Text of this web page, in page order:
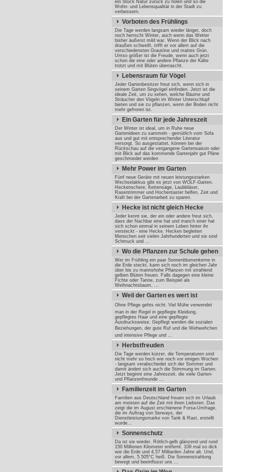
ein Stück Natur zurück zu holen und so die
Wohn- und Lebensqualität in der Stadt zu
verbessern.
Vorboten des Frühlings
Die Tage werden langsam wieder länger, doch
noch herrscht Winter, auch wenn das Wetter
bisher äußerst mild war. Wenn der Blick nach
draußen schweift, trifft er vor allem auf die
verschiedensten Grautöne und mattes Grün.
Umso größer ist die Freude, wenn auch jetzt
schon die eine oder andere Pflanze der Kälte
trotzt und mit Blüten überrascht.
Lebensraum für Vögel
Jeder Gartenbesitzer freut sich, wenn sich in
seinem Garten Singvögel einfinden. Jetzt ist die
ideale Zeit, um zu sehen, welche Bäume und
Sträucher den Vögeln im Winter Unterschlupf
bieten und sie zu pflanzen, wenn der Boden nicht
mehr gefroren ist.
Ein Garten für jede Jahreszeit
Der Winter ist ideal, um in Ruhe neue
Gartenideen zu sammeln - gemütlich vom Sofa
aus und gut mit entsprechender Literatur
versorgt. So ausgestattet, können bei der
Rückschau auf die vergangene Gartensaison oder
mit Blick auf das kommende Gartenjahr gut Pläne
geschmiedet werden
Mehr Power im Garten
Fünf neue Geräte mit neuen leistungsstarken
Wechselakkus gibt es jetzt von WOLF-Garten.
Heckenschere, Kettensäge, Laubbläser,
Rasentrimmer und Hochentaster helfen, Zeit und
Kraft bei der Gartenarbeit zu sparen.
Hecke ist nicht gleich Hecke
Jeder kennt sie, der ein oder andere freut sich,
dass der Nachbar eine hat und manch einer hat
sich schon einmal in seinem Leben hinter ihr
versteckt - eine Hecke. Hecken begleiten
Menschen seit vielen Jahrhunderten und sie sind
Schmuck und ...
Wo die Pflanzen zur Schule gehen
Wer im Frühling ein paar Sonnenblumenkerne in
die Erde steckt, kann sich noch im gleichen Jahr
über bis zu mannshohe Pflanzen mit strahlend
gelben Blüten freuen. Falls dagegen eine kleine
Fichte oder Tanne, zum Beispiel als
Weihnachtsbaum, ...
Weil der Garten es wert ist
Ohne Pflege gehts nicht: Viel Mühe verwendet
man in der Regel in gepflegte Kleidung,
gepflegtes Haar und eine gepflegte
Ausdrucksweise. Gepflegt werden die sozialen
Beziehungen, der gute Ruf und die Wehwehchen 
und intensive Pflege und ...
Herbstfreuden
Die Tage werden kürzer, die Temperaturen sind
nicht mehr so hoch wie noch vor einigen Wochen
- langsam verabschiedet sich der Sommer und
damit ändert sich auch die Stimmung im Garten.
Jetzt beginnt eine Jahreszeit, die viele Garten-
und Pflanzenfreunde ...
Familienzeit im Garten
Familien aus Deutschland freuen sich im Urlaub
am meisten auf die Zeit mit ihren Liebsten. Das
zeigt die im August erschienene Forsa-Umfrage,
die im Auftrag von Serways, der
Dienstleistungsmarke von Tank & Rast, erstellt
wurde...
Sonnenschutz
Da ist sie wieder. Rötlich-gelb glänzend und rund
150 Millionen Kilometer entfernt. 109 mal so dick
wie die Erde und 4,57 Milliarden Jahre alt. Und,
vor allem, 5.505°C heiß. Die Sonnenstrahlung
bewegt und beeinflusst uns ...